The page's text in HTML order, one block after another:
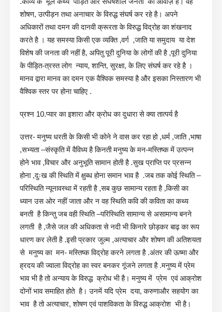
शोषण, उत्पीड़न तथा अनाचार के विरुद्ध संघर्ष कर रहे है। अपने
अधिकारों तथा दमन की दानवी क्रूरता के विरुद्ध विद्रोह का शंखनाद
करते है । यह समस्या किसी एक व्यक्ति ,वर्ग ,जाति या समुदाय या देश
विशेष की जनता की नहीं है, अपितु पूरी दुनिया के लोगों की है ,पूरी दुनिया
के पीड़ित-त्रस्त लोग न्याय, शान्ति, सुरक्षा, के लिए संघर्ष कर रहे है ।
मानव द्वारा मानव का दमन एक वैश्विक समस्या है और इसका निस्तारण भी
वैश्विक स्तर पर होना चाहिए .
प्रश्न 10.प्यार का इशारा और क्रोध का दुधारा से क्या तात्पर्य है
उत्तर- मनुष्य धरती के किसी भी कोने ने वास कर रहा हो ,धर्म ,जाति ,भाषा
,सभ्यता –संस्कृति में वैविध्य है किनती मनुष्य के मन-मस्तिष्क में उत्पन्न
होने भाव ,विचार और अनुभूति सामान होती है .सुख प्राप्ति पर प्रसन्न
होना ,दुःख की स्थिति में क्षुब्ध होना समान भाव है .जब तक कोई स्थिति –
परिस्थिति न्यूनावस्था में रहती है ,सब कुछ सामान्य रहता है ,किसी का
ध्यान उस ओर नहीं जाता और न वह स्थिति कवि की कविता का कथ्य
बनती है किन्तु जब वही स्थिति –परिस्थिति सामान्य से असामान्य बनने
लगती है ,जैसे जल की अधिकता से नदी भी किनारे छोड़कर बाढ़ का रूप
धारण कर लेती है .इसी प्रकार जुल्म ,अत्याचार और शोषण की अतिशयता
से मनुष्य का मन- मस्तिष्क विद्रोह करने लगता है .अंतर की ऊष्मा और
ह्रदय की ज्वाला विद्रोह का स्वर बनकर गूंजने लगता है .मनुष्य में प्रेम
भाव भी है तो अन्याय के विरुद्ध क्रोध भी है। मनुष्य में प्रेम एवं आक्रोश
दोनों भाव समाहित होते है। उनमें यदि प्रेम दया, करुणाऔर सहयोग का
भाव है तो अत्याचार, शोषण एवं पाशविकता के विरुद्ध आक्रोश भी है।